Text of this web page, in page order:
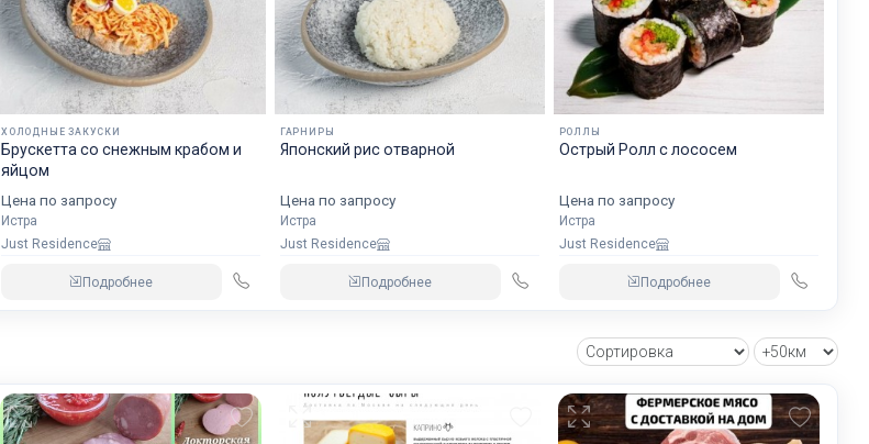
ХОЛОДНЫЕ ЗАКУСКИ
Брускетта со снежным крабом и
яйцом
Цена по запросу
Истра
Just Residence
Подробнее
ГАРНИРЫ
Японский рис отварной
Цена по запросу
Истра
Just Residence
Подробнее
РОЛЛЫ
Острый Ролл с лососем
Цена по запросу
Истра
Just Residence
Подробнее